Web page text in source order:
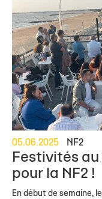
05.06.2025 NF2
Festivités
pour la NF2 !
En début de semaine,